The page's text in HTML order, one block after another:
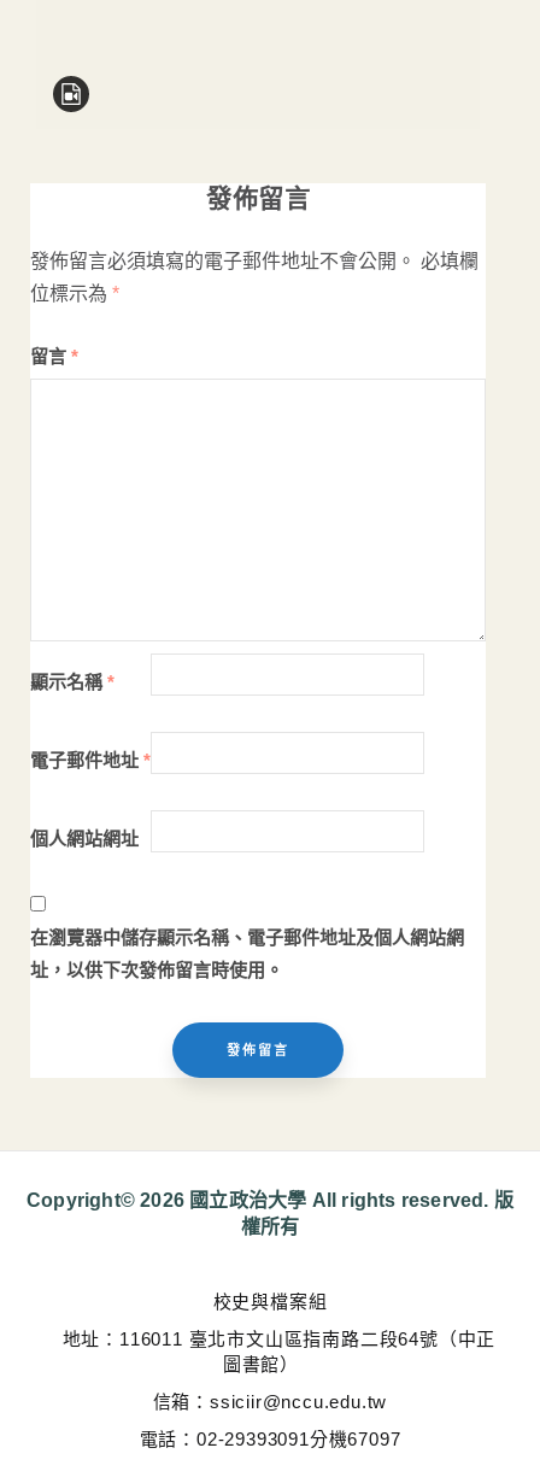
發佈留言
發佈留言必須填寫的電子郵件地址不會公開。 必填欄
位標示為 *
留言 *
顯示名稱*
電子郵件地址 *
個人網站網址
在瀏覽器中儲存顯示名稱、電子郵件地址及個人網站網
址，以供下次發佈留言時使用。
Copyright© 2026 國立政治大學 All rights reserved. 版
權所有
校史與檔案組
地址：116011 臺北市文山區指南路二段64號（中正
圖書館）
信箱：ssiciir@nccu.edu.tw
電話：02-29393091分機67097